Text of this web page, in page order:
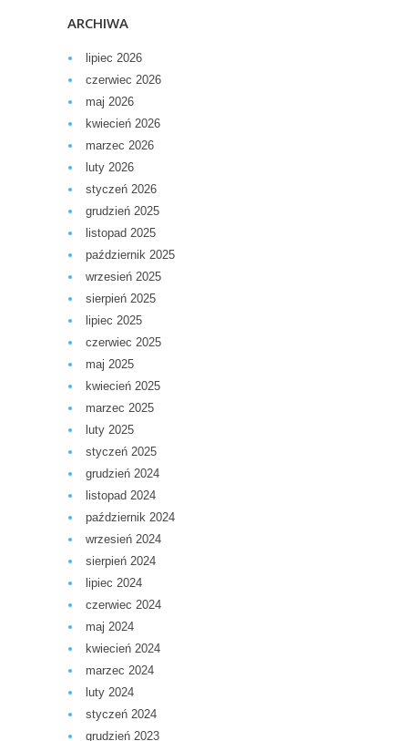
ARCHIWA
lipiec 2026
czerwiec 2026
maj 2026
kwiecień 2026
marzec 2026
luty 2026
styczeń 2026
grudzień 2025
listopad 2025
październik 2025
wrzesień 2025
sierpień 2025
lipiec 2025
czerwiec 2025
maj 2025
kwiecień 2025
marzec 2025
luty 2025
styczeń 2025
grudzień 2024
listopad 2024
październik 2024
wrzesień 2024
sierpień 2024
lipiec 2024
czerwiec 2024
maj 2024
kwiecień 2024
marzec 2024
luty 2024
styczeń 2024
grudzień 2023